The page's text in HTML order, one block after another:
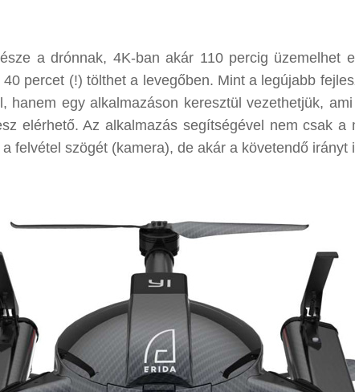
a drónnak, 4K-ban akár 110 percig üzemelhet
percet (!) tölthet a levegőben. Mint a legújabb
hanem egy alkalmazáson keresztül vezethetjük,
elérhető. Az alkalmazás segítségével nem csak a
felvétel szögét (kamera), de akár a követendő irányt